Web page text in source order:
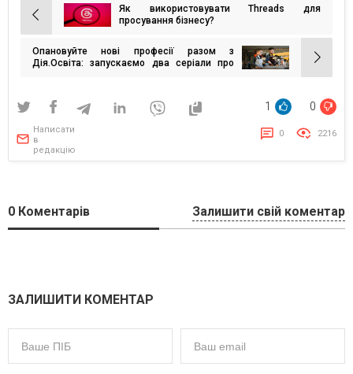
Навігація
записів
Як використовувати Threads для
просування бізнесу?
Опановуйте нові професії разом з
Дія.Освіта: запускаємо два серіали про
1 0
Написати
в
редакцію
0 2216
0 Коментарів Залишити свій коментар
ЗАЛИШИТИ КОМЕНТАР